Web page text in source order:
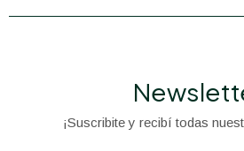
¡Suscribite y recibí todas